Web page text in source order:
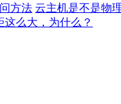
方法 云主机是不是物
这么大，为什么？